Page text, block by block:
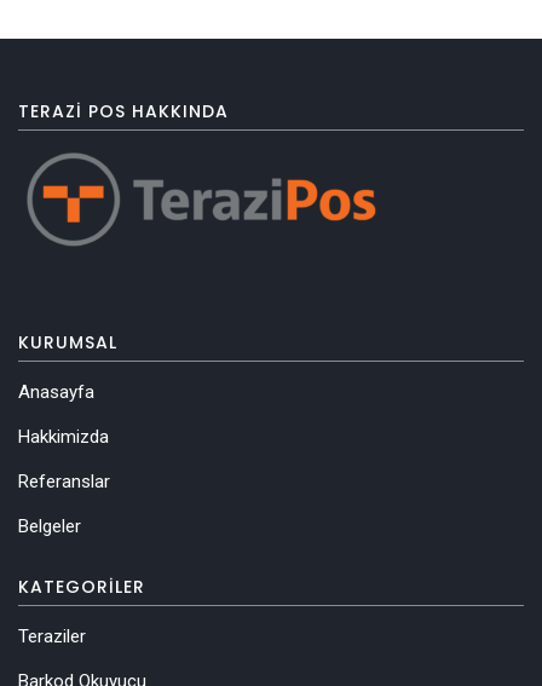
TERAZI POS HAKKINDA
KURUMSAL
Anasayfa
Hakkimizda
Referanslar
Belgeler
KATEGORILER
Teraziler
Barkod Okuyucu